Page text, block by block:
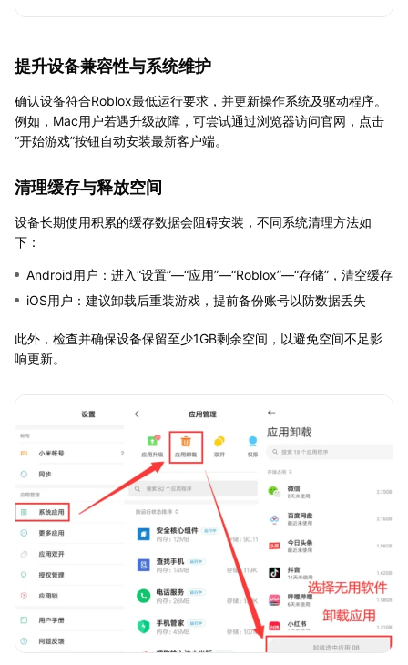
提升设备兼容性与系统维护
确认设备符合Roblox最低运行要求，并更新操作系统及驱动程序。
例如，Mac用户若遇升级故障，可尝试通过浏览器访问官网，点击
“开始游戏”按钮自动安装最新客户端。
清理缓存与释放空间
设备长期使用积累的缓存数据会阻碍安装，不同系统清理方法如
下：
Android用户：进入“设置”—“应用”—“Roblox”—“存储”，清空缓存
iOS用户：建议卸载后重装游戏，提前备份账号以防数据丢失
此外，检查并确保设备保留至少1GB剩余空间，以避免空间不足影
响更新。